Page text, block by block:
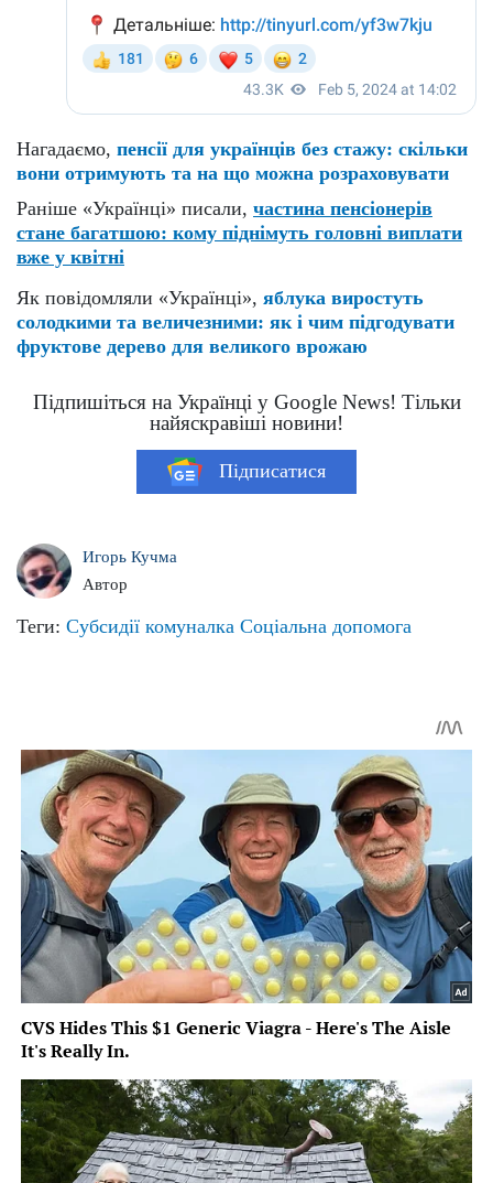
Нагадаємо, пенсії для українців без стажу: скільки
вони отримують та на що можна розраховувати
Раніше «Українці» писали, частина пенсіонерів
стане багатшою: кому піднімуть головні виплати
вже у квітні
Як повідомляли «Українці», яблука виростуть
солодкими та величезними: як і чим підгодувати
фруктове дерево для великого врожаю
Підпишіться на Українці у Google News! Тільки
найяскравіші новини!
Підписатися
Игорь Кучма
Автор
Теги: Субсидії комуналка Соціальна допомога